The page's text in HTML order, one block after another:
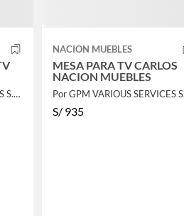
Por GPM VARIOUS SERVICES S.A.C.
NACION MUEBLES
MESA PARA TV CARLOS
NACION MUEBLES
S/ 935